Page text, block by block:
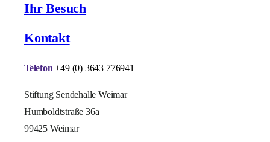
Ihr Besuch
Kontakt
Telefon +49 (0) 3643 776941
Stiftung Sendehalle Weimar
Humboldtstraße 36a
99425 Weimar